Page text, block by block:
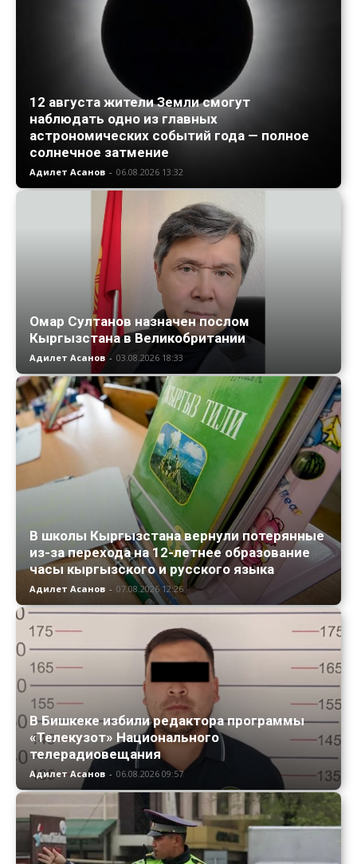
12 августа жители Земли смогут
наблюдать одно из главных
астрономических событий года — полное
солнечное затмение
Адилет Асанов - 06.08.2026 13:32
Омар Султанов назначен послом
Кыргызстана в Великобритании
Адилет Асанов - 03.08.2026 18:33
В школы Кыргызстана вернули потерянные
из-за перехода на 12-летнее образование
часы кыргызского и русского языка
Адилет Асанов - 07.08.2026 12:26
В Бишкеке избили редактора программы
«Телекузот» Национального
телерадиовещания
Адилет Асанов - 06.08.2026 09:57